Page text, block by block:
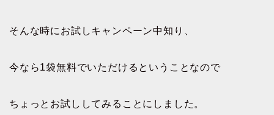
そんな時にお試しキャンペーン中知り、
今なら1袋無料でいただけるということなので
ちょっとお試ししてみることにしました。